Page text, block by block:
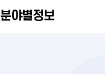
분야별정보